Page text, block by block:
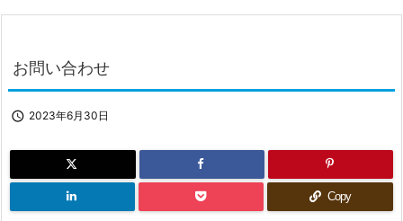
お問い合わせ
 2023年6月30日
Copy